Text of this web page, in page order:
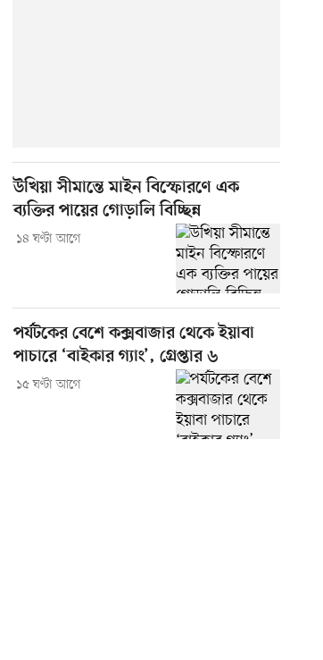
উখিয়া সীমান্তে মাইন বিস্ফোরণে এক
ব্যক্তির পায়ের গোড়ালি বিচ্ছিন্ন
১৪ ঘণ্টা আগে
পর্যটকের বেশে কক্সবাজার থেকে ইয়াবা
পাচারে ‘বাইকার গ্যাং’, গ্রেপ্তার ৬
১৫ ঘণ্টা আগে